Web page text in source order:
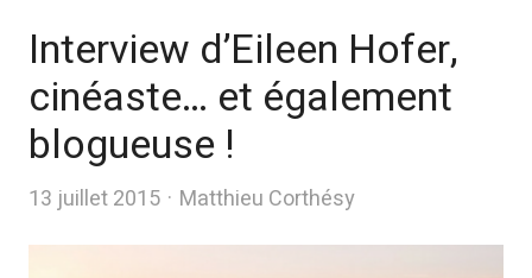
Interview d’Eileen Hofer,
cinéaste… et également
blogueuse !
13 juillet 2015 Author
Matthieu Corthésy